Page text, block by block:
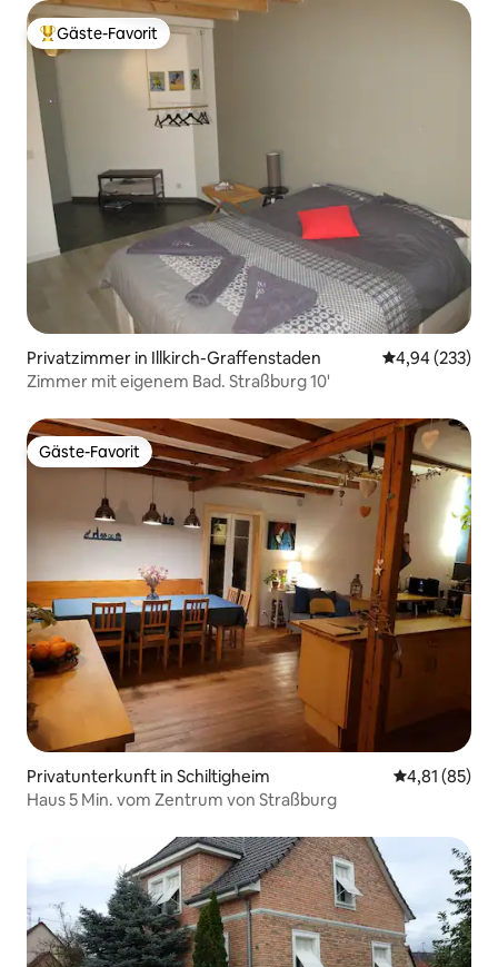
Beliebter Gäste-Favorit.
Gäste-Favorit
Privatzimmer in Illkirch-Graffenstaden
4,94 (233)
Zimmer mit eigenem Bad. Straßburg 10'
Gäste-Favorit
Gäste-Favorit
Privatunterkunft in Schiltigheim
4,81 (85)
Haus 5 Min. vom Zentrum von Straßburg